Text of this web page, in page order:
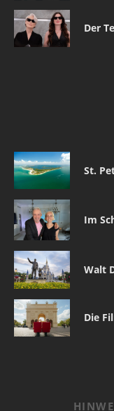
Der
St.
Im
Walt
Die